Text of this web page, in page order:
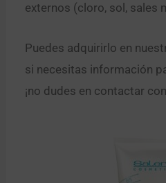
externos (cloro, sol, sales
Puedes adquirirlo en
si necesitas información
¡no dudes en contactar